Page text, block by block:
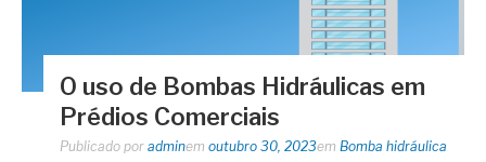
O uso de Bombas Hidráulicas em
Prédios Comerciais
Publicado por adminem outubro 30, 2023em Bomba hidráulica